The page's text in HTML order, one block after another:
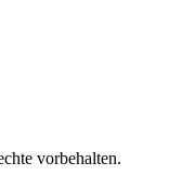
vorbehalten.